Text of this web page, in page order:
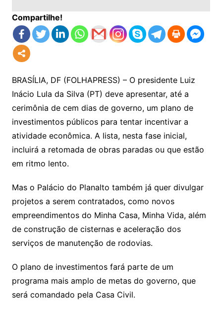
Compartilhe!
BRASÍLIA, DF (FOLHAPRESS) – O presidente Luiz
Inácio Lula da Silva (PT) deve apresentar, até a
cerimônia de cem dias de governo, um plano de
investimentos públicos para tentar incentivar a
atividade econômica. A lista, nesta fase inicial,
incluirá a retomada de obras paradas ou que estão
em ritmo lento.
Mas o Palácio do Planalto também já quer divulgar
projetos a serem contratados, como novos
empreendimentos do Minha Casa, Minha Vida, além
de construção de cisternas e aceleração dos
serviços de manutenção de rodovias.
O plano de investimentos fará parte de um
programa mais amplo de metas do governo, que
será comandado pela Casa Civil.